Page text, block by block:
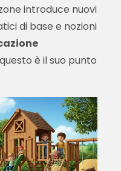
introduce nuovi
di base e nozioni
è il suo punto